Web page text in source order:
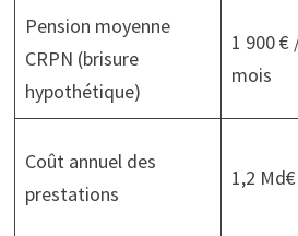
Pension moyenne
CRPN (brisure
hypothétique)
1 900 €
mois
Coût annuel des
prestations
1,2 Md€